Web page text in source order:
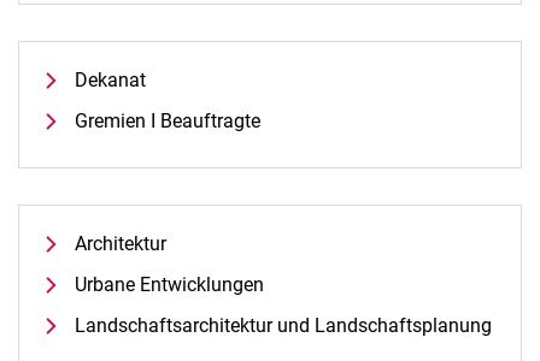
Ehemalige Professor:innen
Dekanat
Gremien I Beauftragte
Architektur
Urbane Entwicklungen
Landschaftsarchitektur und Landschaftsplanung